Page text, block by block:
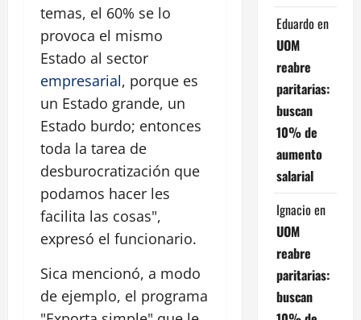
temas, el 60% se lo
provoca el mismo
Estado al sector
empresarial, porque es
un Estado grande, un
Estado burdo; entonces
toda la tarea de
desburocratización que
podamos hacer les
facilita las cosas",
expresó el funcionario.
Sica mencionó, a modo
de ejemplo, el programa
Eduardo en
UOM
reabre
paritarias:
buscan
10% de
aumento
salarial
Ignacio en
UOM
reabre
paritarias:
buscan